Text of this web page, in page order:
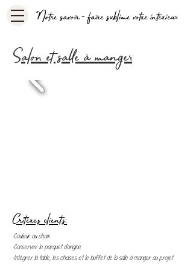
"Notre savoir - faire sublime votre intérieur
Salon et salle à manger
Critères clients:
-Couleur au choix
-Conserver le parquet d'origine
-Intégrer la table, les chaises et le buffet de la salle à manger au projet